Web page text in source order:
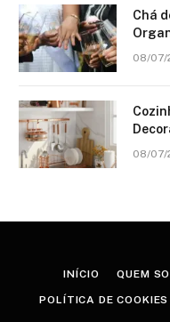
Chá
08/07/
08/07/
INÍCIO QUEM
POLÍTICA DE COOKIES